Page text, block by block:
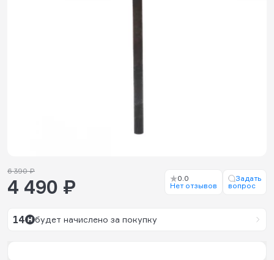
6 390 ₽
4 490 ₽
0.0
Нет отзывов
Задать
вопрос
14 будет начислено за покупку